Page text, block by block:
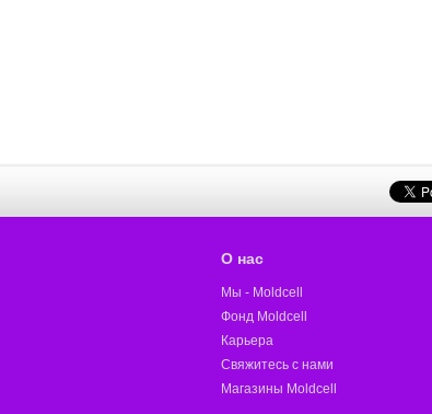
О нас
Мы - Moldcell
Фонд Moldcell
Карьера
Свяжитесь с нами
Магазины Moldcell